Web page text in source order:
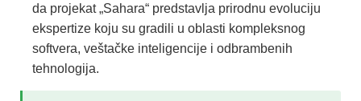
da projekat „Sahara“ predstavlja prirodnu evoluciju
ekspertize koju su gradili u oblasti kompleksnog
softvera, veštačke inteligencije i odbrambenih
tehnologija.